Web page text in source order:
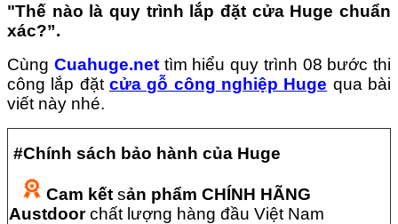
"Thế nào là quy trình lắp đặt cửa Huge chuẩn
xác?”.
Cùng Cuahuge.nettìm hiểu quy trình 08 bước thi
công lắp đặt cửa gỗ công nghiệp Huge qua bài
viết này nhé.
#Chính sách bảo hành của Huge
Cam kết sản phẩm CHÍNH HÃNG
Austdoorchất lượng hàng đầu Việt Nam